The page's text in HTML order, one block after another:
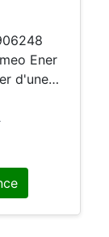
Ener
d'une r
proc
le c